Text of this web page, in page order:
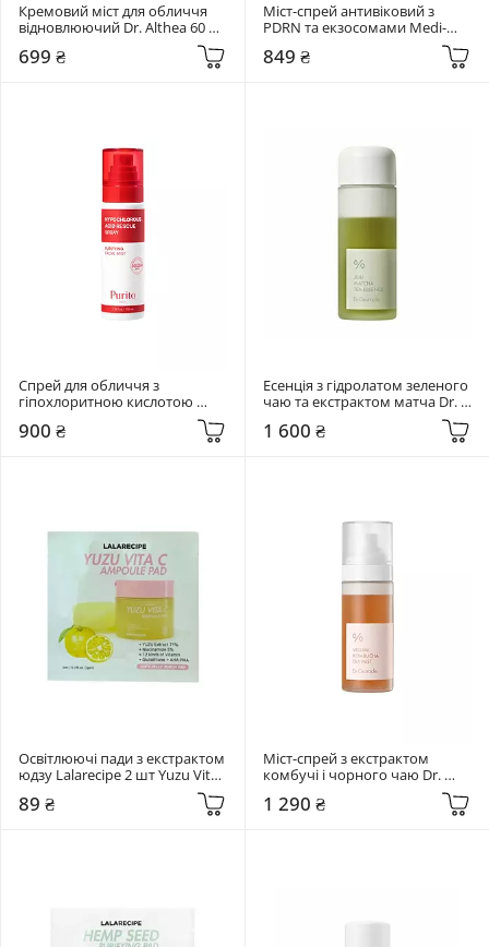
Кремовий міст для обличчя
відновлюючий Dr. Althea 60 мл
699 ₴
Міст-спрей антивіковий з
PDRN та екзосомами Medi-
Peel 120 мл Phyto Exosome
PDRN Lifting Shot Mist
849 ₴
Спрей для обличчя з
гіпохлоритною кислотою
Hypochlorous Acid Rescue
900 ₴
Есенція з гідролатом зеленого
чаю та екстрактом матча Dr.
Ceuracle 150 мл Jeju Matcha Tea
Essence
1 600 ₴
Освітлюючі пади з екстрактом
юдзу Lalarecipe 2 шт Yuzu Vita
89 ₴
Міст-спрей з екстрактом
комбучі і чорного чаю Dr.
Kombucha Tea Mist
1 290 ₴